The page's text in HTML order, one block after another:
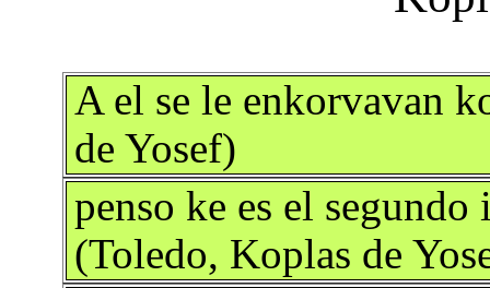
A el se le enkorvavan
de Yosef)
penso ke es el segundo
(Toledo, Koplas de